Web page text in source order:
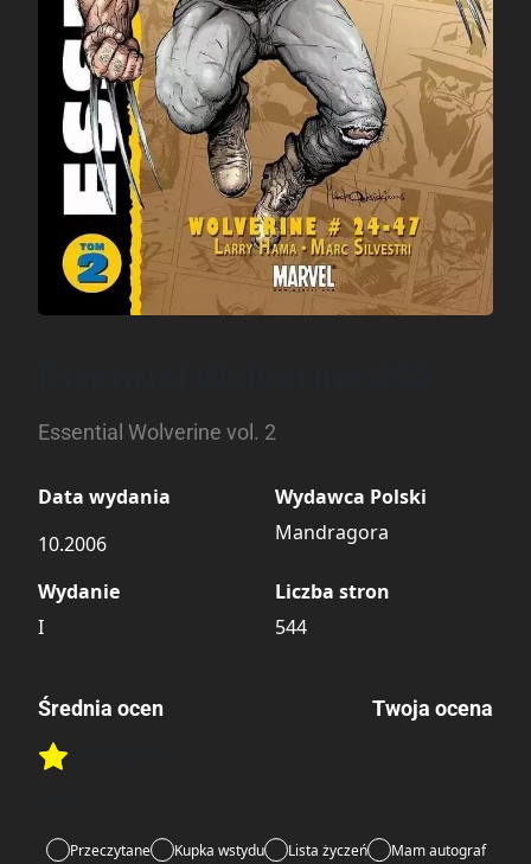
Essential Wolverine vol. 2
Data wydania
10.2006
Wydawca Polski
Mandragora
Wydanie
I
Liczba stron
544
Średnia ocen
Rate this item:
Twoja ocena
Przeczytane Kupka wstydu Lista życzeń Mam autograf